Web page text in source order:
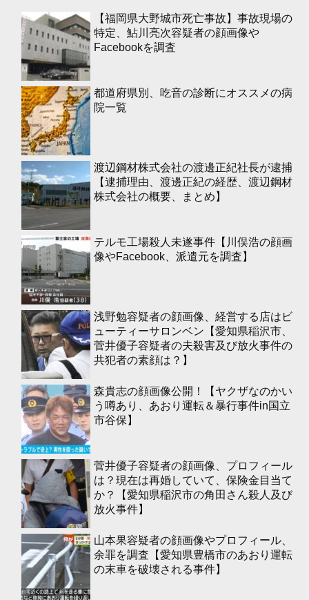
【福岡県大野城市死亡事故】事故現場の
特定、鮎川亮次容疑者の顔画像や
Facebookを調査
都道府県別、吃音の診断にオススメの病
院一覧
渡辺鋼材株式会社の渡邊正紀社長が逮捕
【逮捕理由、渡邊正紀の経歴、渡辺鋼材
株式会社の概要、まとめ】
テルモ工場殺人未遂事件【川俣浩の顔画
像やFacebook、派遣元を調査】
浅野勉容疑者の顔画像、経営する店はビ
ューティーサロンベン【愛知県稲沢市、
菅井優子容疑者の夫殺害及び放火事件の
共犯者の素顔は？】
森貴志の顔画像公開！【ヤクザなのかい
う噂あり、あおり運転＆暴行事件in国立
市谷保】
菅井優子容疑者の顔画像、プロフィール
は？現在は再婚していて、保険金目当て
か？【愛知県稲沢市の角田さん殺人及び
放火事件】
山本果容疑者の顔画像やプロフィール、
余罪を調査【愛知県豊橋市のあおり運転
の末車を破壊される事件】